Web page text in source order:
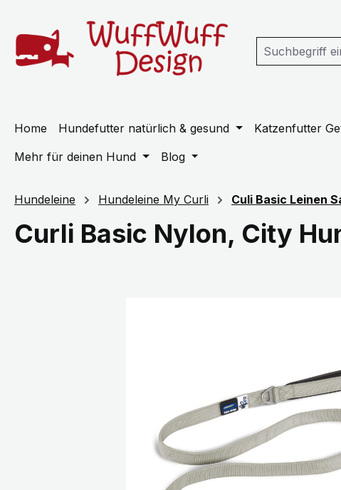
Home Hundefutter natürlich & gesund Katzenfutter
Mehr für deinen Hund
Blog
Hundeleine Hundeleine My Curli Culi Basic Leinen
Curli Basic Nylon, City